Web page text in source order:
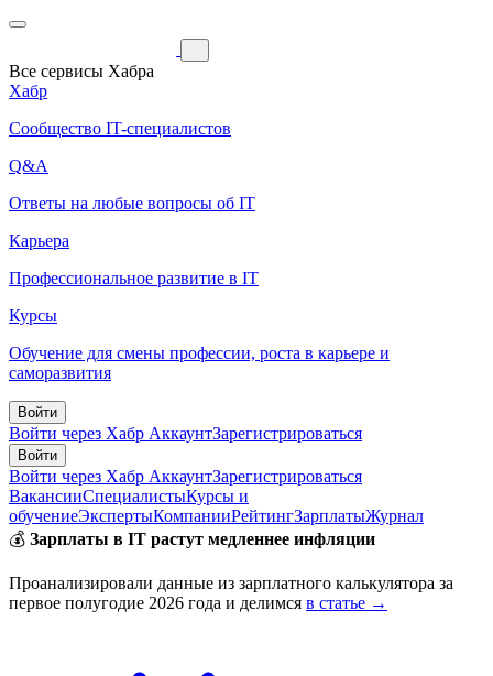
Все сервисы Хабра
Хабр
Сообщество IT-специалистов
Q&A
Ответы на любые вопросы об IT
Карьера
Профессиональное развитие в IT
Курсы
Обучение для смены профессии, роста в карьере и
саморазвития
Войти
Войти через Хабр АккаунтЗарегистрироваться
Войти
Войти через Хабр АккаунтЗарегистрироваться
ВакансииСпециалистыКурсы и
обучениеЭкспертыКомпанииРейтингЗарплатыЖурнал
💰 Зарплаты в IT растут медленнее инфляции
Проанализировали данные из зарплатного калькулятора за
первое полугодие 2026 года и делимся в статье →